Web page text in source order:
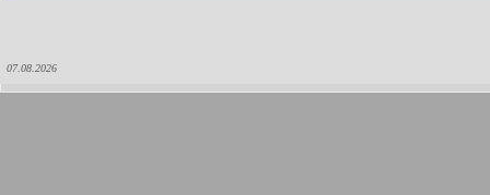
07.08.2026